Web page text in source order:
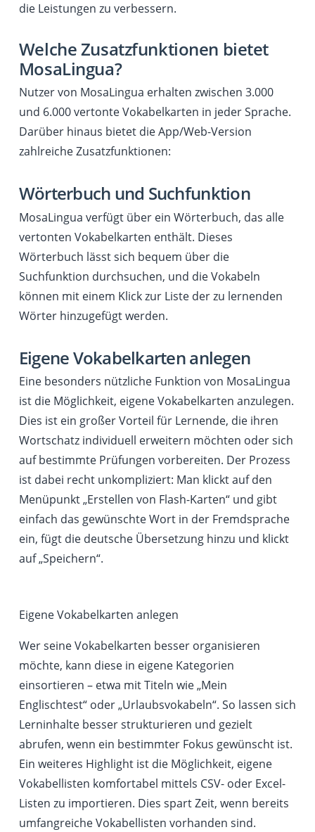
die Leistungen zu verbessern.
Welche Zusatzfunktionen bietet
MosaLingua?
Nutzer von MosaLingua erhalten zwischen 3.000
und 6.000 vertonte Vokabelkarten in jeder Sprache.
Darüber hinaus bietet die App/Web-Version
zahlreiche Zusatzfunktionen:
Wörterbuch und Suchfunktion
MosaLingua verfügt über ein Wörterbuch, das alle
vertonten Vokabelkarten enthält. Dieses
Wörterbuch lässt sich bequem über die
Suchfunktion durchsuchen, und die Vokabeln
können mit einem Klick zur Liste der zu lernenden
Wörter hinzugefügt werden.
Eigene Vokabelkarten anlegen
Eine besonders nützliche Funktion von MosaLingua
ist die Möglichkeit, eigene Vokabelkarten anzulegen.
Dies ist ein großer Vorteil für Lernende, die ihren
Wortschatz individuell erweitern möchten oder sich
auf bestimmte Prüfungen vorbereiten. Der Prozess
ist dabei recht unkompliziert: Man klickt auf den
Menüpunkt „Erstellen von Flash-Karten“ und gibt
einfach das gewünschte Wort in der Fremdsprache
ein, fügt die deutsche Übersetzung hinzu und klickt
auf „Speichern“.
Eigene Vokabelkarten anlegen
Wer seine Vokabelkarten besser organisieren
möchte, kann diese in eigene Kategorien
einsortieren – etwa mit Titeln wie „Mein
Englischtest“ oder „Urlaubsvokabeln“. So lassen sich
Lerninhalte besser strukturieren und gezielt
abrufen, wenn ein bestimmter Fokus gewünscht ist.
Ein weiteres Highlight ist die Möglichkeit, eigene
Vokabellisten komfortabel mittels CSV- oder Excel-
Listen zu importieren. Dies spart Zeit, wenn bereits
umfangreiche Vokabellisten vorhanden sind.